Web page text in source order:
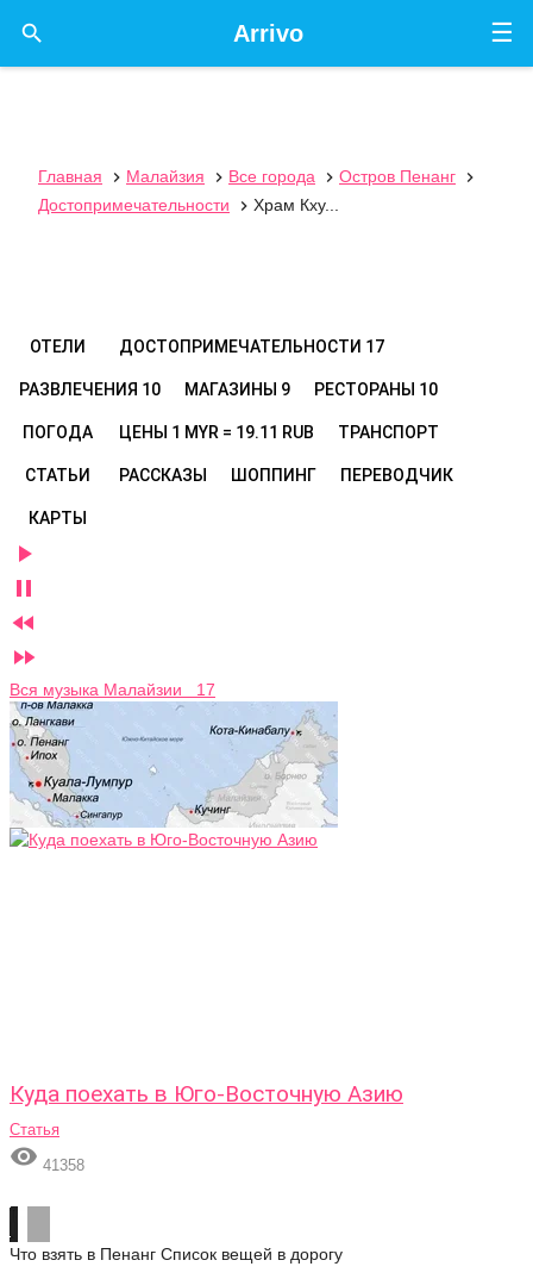
☰
Arrivo

Главная  Малайзия  Все города  Остров Пенанг

Достопримечательности
 Храм Кху...
ОТЕЛИ ДОСТОПРИМЕЧАТЕЛЬНОСТИ 17
РАЗВЛЕЧЕНИЯ 10 МАГАЗИНЫ 9 РЕСТОРАНЫ 10
ПОГОДА ЦЕНЫ 1 MYR = 19.11 RUB ТРАНСПОРТ
СТАТЬИ РАССКАЗЫ ШОППИНГ ПЕРЕВОДЧИК
КАРТЫ




Вся музыка Малайзии 17
Куда поехать в Юго-Восточную Азию
Статья
 41358
Что взять в Пенанг Список вещей в дорогу